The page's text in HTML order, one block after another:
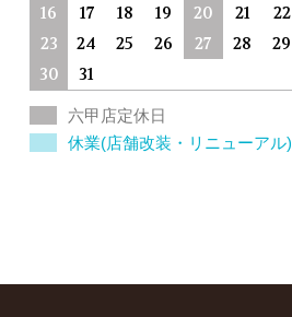
16
17 18 19 20 21
22
23
24 25 26 27 28
29
30
31
六甲店定休日
休業(店舗改装・リニューアル)